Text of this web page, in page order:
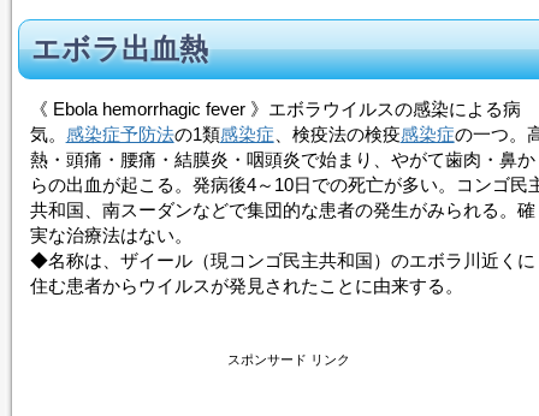
エボラ出血熱
《 Ebola hemorrhagic fever 》エボラウイルスの感染による病
気。 感染症予防法の1類感染症 、検疫法の検疫感染症の一つ。
熱・頭痛・腰痛・結膜炎・咽頭炎で始まり、やがて歯肉・鼻か
らの出血が起こる。発病後4～10日での死亡が多い。コンゴ民
共和国、南スーダンなどで集団的な患者の発生がみられる。確
実な治療法はない。
◆名称は、ザイール（現コンゴ民主共和国）のエボラ川近くに
住む患者からウイルスが発見されたことに由来する。
スポンサード リンク